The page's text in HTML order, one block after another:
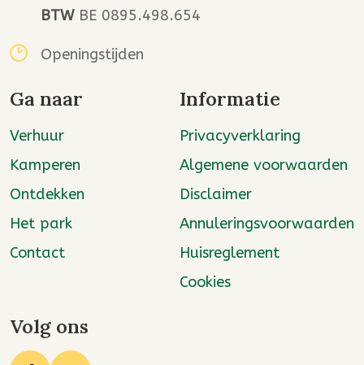
BTWBE 0895.498.654
Openingstijden
Ga naar
Verhuur
Kamperen
Ontdekken
Het park
Contact
Informatie
Privacyverklaring
Algemene voorwaarden
Disclaimer
Annuleringsvoorwaarden
Huisreglement
Cookies
Volg ons